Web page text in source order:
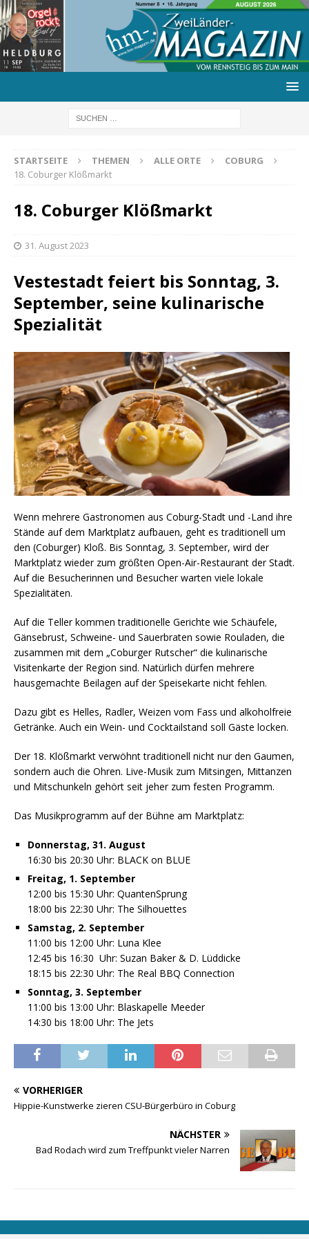
STARTSEITE THEMEN ALLE ORTE
COBURG
18. Coburger Klößmarkt
18. Coburger Klößmarkt
31. August 2023
Vestestadt feiert bis Sonntag, 3.
September, seine kulinarische
Spezialität
Wenn mehrere Gastronomen aus Coburg-Stadt und -Land ihre
Stände auf dem Marktplatz aufbauen, geht es traditionell um
den (Coburger) Kloß. Bis Sonntag, 3. September, wird der
Marktplatz wieder zum größten Open-Air-Restaurant der Stadt.
Auf die Besucherinnen und Besucher warten viele lokale
Spezialitäten.
Auf die Teller kommen traditionelle Gerichte wie Schäufele,
Gänsebrust, Schweine- und Sauerbraten sowie Rouladen, die
zusammen mit dem „Coburger Rutscher“ die kulinarische
Visitenkarte der Region sind. Natürlich dürfen mehrere
hausgemachte Beilagen auf der Speisekarte nicht fehlen.
Dazu gibt es Helles, Radler, Weizen vom Fass und alkoholfreie
Getränke. Auch ein Wein- und Cocktailstand soll Gäste locken.
Der 18. Klößmarkt verwöhnt traditionell nicht nur den Gaumen,
sondern auch die Ohren. Live-Musik zum Mitsingen, Mittanzen
und Mitschunkeln gehört seit jeher zum festen Programm.
Das Musikprogramm auf der Bühne am Marktplatz:
Donnerstag, 31. August
16:30 bis 20:30 Uhr: BLACK on BLUE
Freitag, 1. September
12:00 bis 15:30 Uhr: QuantenSprung
18:00 bis 22:30 Uhr: The Silhouettes
Samstag, 2. September
11:00 bis 12:00 Uhr: Luna Klee
12:45 bis 16:30 Uhr: Suzan Baker & D. Lüddicke
18:15 bis 22:30 Uhr: The Real BBQ Connection
Sonntag, 3. September
11:00 bis 13:00 Uhr: Blaskapelle Meeder
14:30 bis 18:00 Uhr: The Jets
VORHERIGER
Hippie-Kunstwerke zieren CSU-Bürgerbüro in Coburg
NÄCHSTER
Bad Rodach wird zum Treffpunkt vieler Narren